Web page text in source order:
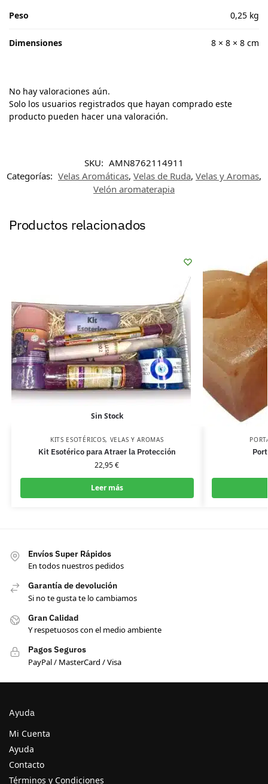
Peso 0,25 kg
Dimensiones 8 × 8 × 8 cm
No hay valoraciones aún.
Solo los usuarios registrados que hayan comprado este
producto pueden hacer una valoración.
SKU: AMN8762114911
Categorías: Velas Aromáticas, Velas de Ruda, Velas y Aromas,
Velón aromaterapia
Productos relacionados
Sin Stock
KITS ESOTÉRICOS, VELAS Y AROMAS
Kit Esotérico para Atraer la Protección
22,95€
Leer más
Envíos Super Rápidos
En todos nuestros pedidos
Garantía de devolución
Si no te gusta te lo cambiamos
Gran Calidad
Y respetuosos con el medio ambiente
Pagos Seguros
PayPal / MasterCard / Visa
Ayuda
Mi Cuenta
Ayuda
Contacto
Términos y Condiciones